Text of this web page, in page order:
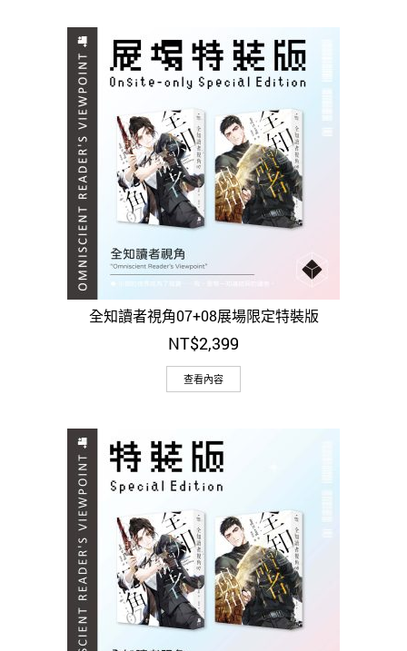
全知讀者視角07+08展場限定特裝版
NT$2,399
查看內容